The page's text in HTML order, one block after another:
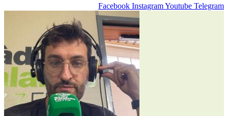
Facebook InstagramYoutube Telegram